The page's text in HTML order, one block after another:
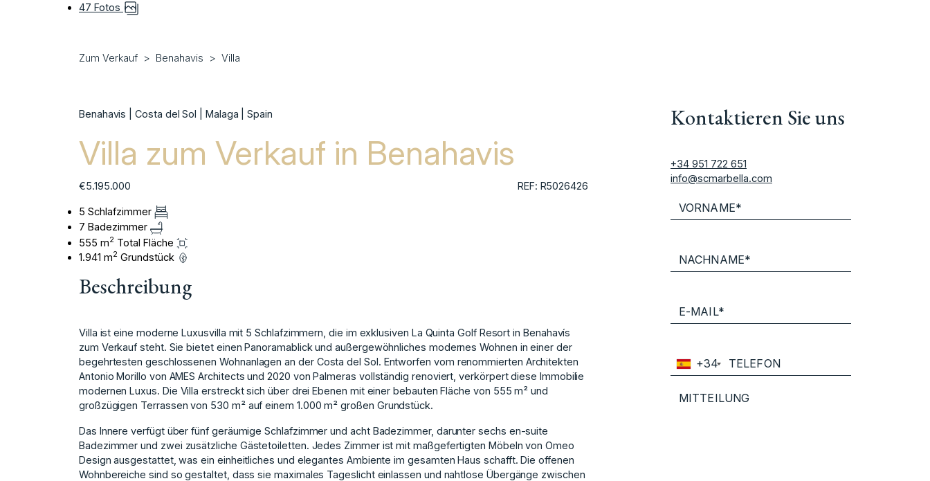
47 Fotos
Zum Verkauf Benahavis Villa
Benahavis | Costa del Sol | Malaga | Spain
Villa zum Verkauf in Benahavis
€5.195.000 REF: R5026426
5 Schlafzimmer
7 Badezimmer
555 m2 Total Fläche
1.941 m2 Grundstück
Beschreibung
Villa ist eine moderne Luxusvilla mit 5 Schlafzimmern, die im exklusiven La Quinta Golf Resort in Benahavís
zum Verkauf steht. Sie bietet einen Panoramablick und außergewöhnliches modernes Wohnen in einer der
begehrtesten geschlossenen Wohnanlagen an der Costa del Sol. Entworfen vom renommierten Architekten
Antonio Morillo von AMES Architects und 2020 von Palmeras vollständig renoviert, verkörpert diese Immobilie
modernen Luxus. Die Villa erstreckt sich über drei Ebenen mit einer bebauten Fläche von 555 m² und
großzügigen Terrassen von 530 m² auf einem 1.000 m² großen Grundstück.
Das Innere verfügt über fünf geräumige Schlafzimmer und acht Badezimmer, darunter sechs en-suite
Badezimmer und zwei zusätzliche Gästetoiletten. Jedes Zimmer ist mit maßgefertigten Möbeln von Omeo
Design ausgestattet, was ein einheitliches und elegantes Ambiente im gesamten Haus schafft. Die offenen
Wohnbereiche sind so gestaltet, dass sie maximales Tageslicht einlassen und nahtlose Übergänge zwischen
Kontaktieren Sie uns
+34 951 722 651
info@scmarbella.com
+34